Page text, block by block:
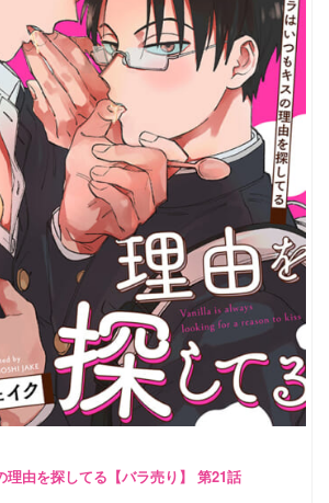
理由を探してる【バラ売り】 第21話